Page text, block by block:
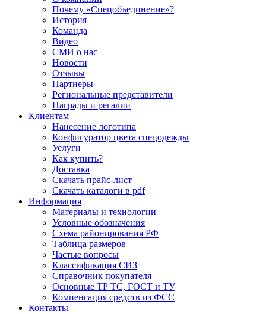
Почему «Спецобъединение»?
История
Команда
Видео
СМИ о нас
Новости
Отзывы
Партнеры
Региональные представители
Награды и регалии
Клиентам
Нанесение логотипа
Конфигуратор цвета спецодежды
Услуги
Как купить?
Доставка
Скачать прайс-лист
Скачать каталоги в pdf
Информация
Материалы и технологии
Условные обозначения
Схема районирования РФ
Таблица размеров
Частые вопросы
Классификация СИЗ
Справочник покупателя
Основные ТР ТС, ГОСТ и ТУ
Компенсация средств из ФСС
Контакты